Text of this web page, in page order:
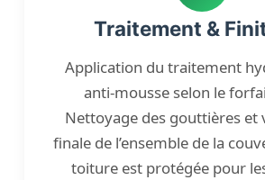
Traitement &
Application du traitement
anti-mousse selon le
Nettoyage des gouttières et
finale de l’ensemble de la
toiture est protégée pour